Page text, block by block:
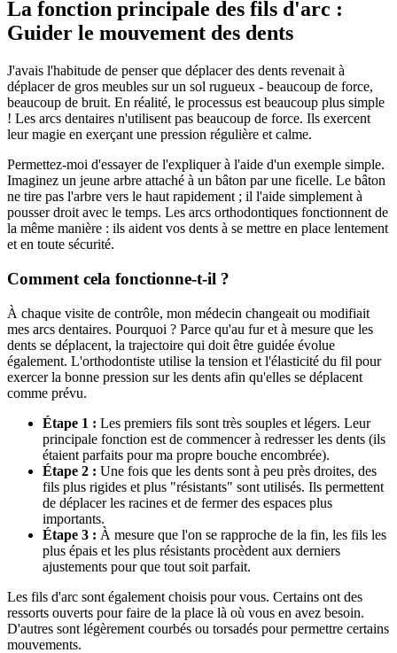
La fonction principale des fils d'arc :
Guider le mouvement des dents
J'avais l'habitude de penser que déplacer des dents revenait à
déplacer de gros meubles sur un sol rugueux - beaucoup de force,
beaucoup de bruit. En réalité, le processus est beaucoup plus simple
! Les arcs dentaires n'utilisent pas beaucoup de force. Ils exercent
leur magie en exerçant une pression régulière et calme.
Permettez-moi d'essayer de l'expliquer à l'aide d'un exemple simple.
Imaginez un jeune arbre attaché à un bâton par une ficelle. Le bâton
ne tire pas l'arbre vers le haut rapidement ; il l'aide simplement à
pousser droit avec le temps. Les arcs orthodontiques fonctionnent de
la même manière : ils aident vos dents à se mettre en place lentement
et en toute sécurité.
Comment cela fonctionne-t-il ?
À chaque visite de contrôle, mon médecin changeait ou modifiait
mes arcs dentaires. Pourquoi ? Parce qu'au fur et à mesure que les
dents se déplacent, la trajectoire qui doit être guidée évolue
également. L'orthodontiste utilise la tension et l'élasticité du fil pour
exercer la bonne pression sur les dents afin qu'elles se déplacent
comme prévu.
Étape 1 : Les premiers fils sont très souples et légers. Leur
principale fonction est de commencer à redresser les dents (ils
étaient parfaits pour ma propre bouche encombrée).
Étape 2 : Une fois que les dents sont à peu près droites, des
fils plus rigides et plus "résistants" sont utilisés. Ils permettent
de déplacer les racines et de fermer des espaces plus
importants.
Étape 3 : À mesure que l'on se rapproche de la fin, les fils les
plus épais et les plus résistants procèdent aux derniers
ajustements pour que tout soit parfait.
Les fils d'arc sont également choisis pour vous. Certains ont des
ressorts ouverts pour faire de la place là où vous en avez besoin.
D'autres sont légèrement courbés ou torsadés pour permettre certains
mouvements.